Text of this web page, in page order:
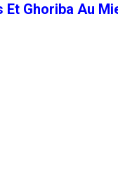
Et Ghoriba Au